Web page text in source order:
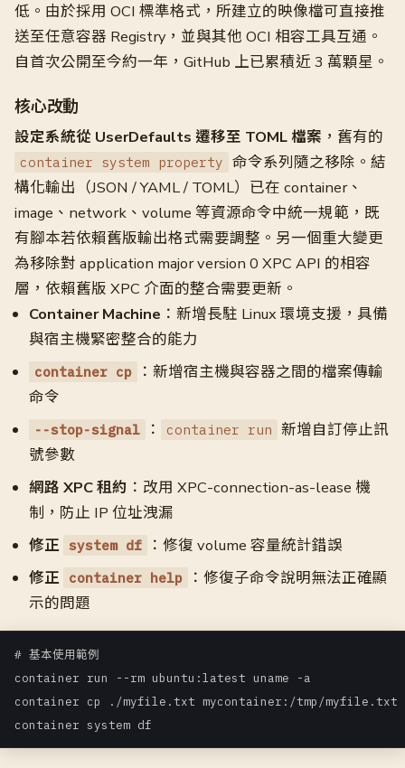
低。由於採用 OCI 標準格式，所建立的映像檔可直接推
送至任意容器 Registry，並與其他 OCI 相容工具互通。
自首次公開至今約一年，GitHub 上已累積近 3 萬顆星。
核心改動
設定系統從 UserDefaults 遷移至 TOML 檔案 ，舊有的
container system property 命令系列隨之移除。結
構化輸出（JSON / YAML / TOML）已在 container、
image、network、volume 等資源命令中統一規範，既
有腳本若依賴舊版輸出格式需要調整。另一個重大變更
為移除對 application major version 0 XPC API 的相容
層，依賴舊版 XPC 介面的整合需要更新。
Container Machine ：新增長駐 Linux 環境支援，具備
與宿主機緊密整合的能力
container cp
：新增宿主機與容器之間的檔案傳輸
命令
--stop-signal ： container run 新增自訂停止訊
號參數
網路 XPC 租約 ：改用 XPC-connection-as-lease 機
制，防止 IP 位址洩漏
修正 system df
：修復 volume 容量統計錯誤
修正
container help
：修復子命令說明無法正確顯
示的問題
# 基本使用範例
container run --rm ubuntu:latest uname -a
container cp ./myfile.txt mycontainer:/tmp/myfile.txt
container system df